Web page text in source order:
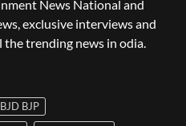
News National and
exclusive interviews and
the trending news in odia.
BJP